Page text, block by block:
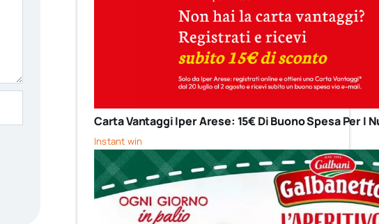
Carta Vantaggi Iper Arese: 15€ Di Buono Spesa Per I
Instant win